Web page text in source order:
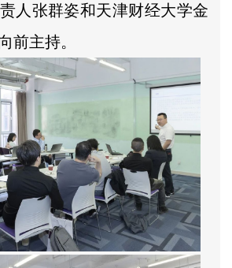
人张群姿和天津财经大学金
前主持。